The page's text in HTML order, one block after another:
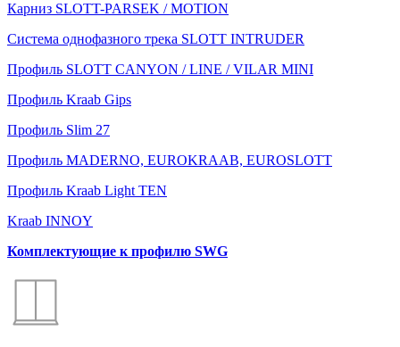
Карниз SLOTT-PARSEK / MOTION
Система однофазного трека SLOTT INTRUDER
Профиль SLOTT CANYON / LINE / VILAR MINI
Профиль Kraab Gips
Профиль Slim 27
Профиль MADERNO, EUROKRAAB, EUROSLOTT
Профиль Kraab Light TEN
Kraab INNOY
Комплектующие к профилю SWG